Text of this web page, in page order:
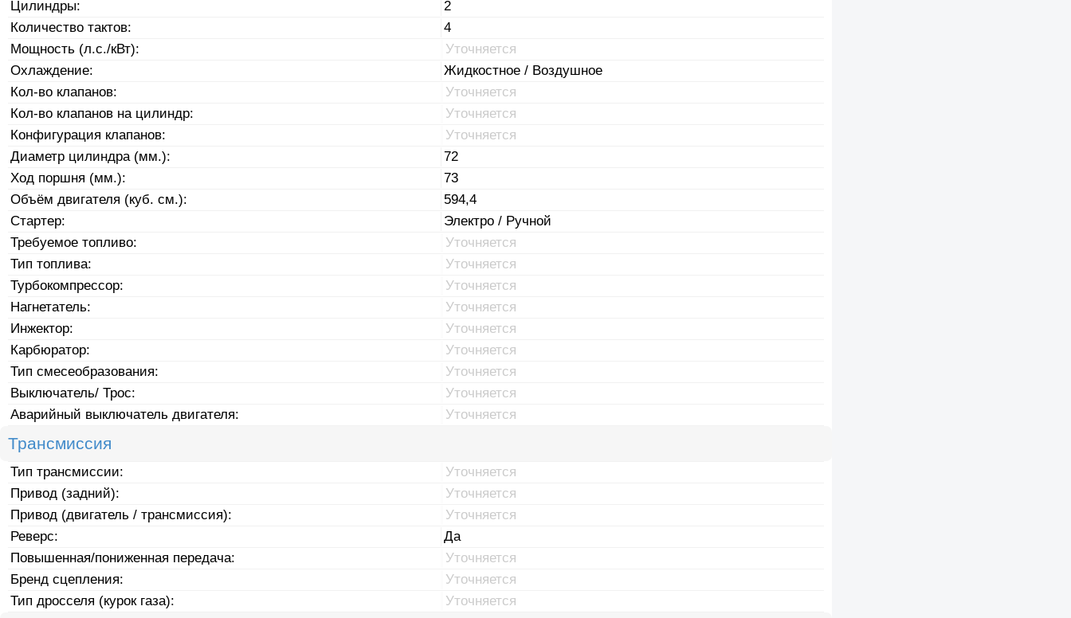
Цилиндры:
2
Количество тактов:
4
Мощность (л.с./кВт):
Уточняется
Охлаждение:
Жидкостное / Воздушное
Кол-во клапанов:
Уточняется
Кол-во клапанов на цилиндр:
Уточняется
Конфигурация клапанов:
Уточняется
Диаметр цилиндра (мм.):
72
Ход поршня (мм.):
73
Объём двигателя (куб. см.):
594,4
Стартер:
Электро / Ручной
Требуемое топливо:
Уточняется
Тип топлива:
Уточняется
Турбокомпрессор:
Уточняется
Нагнетатель:
Уточняется
Инжектор:
Уточняется
Карбюратор:
Уточняется
Тип смесеобразования:
Уточняется
Выключатель/ Трос:
Уточняется
Аварийный выключатель двигателя:
Уточняется
Трансмиссия
Тип трансмиссии:
Уточняется
Привод (задний):
Уточняется
Привод (двигатель / трансмиссия):
Уточняется
Реверс:
Да
Повышенная/пониженная передача:
Уточняется
Бренд сцепления:
Уточняется
Тип дросселя (курок газа):
Уточняется